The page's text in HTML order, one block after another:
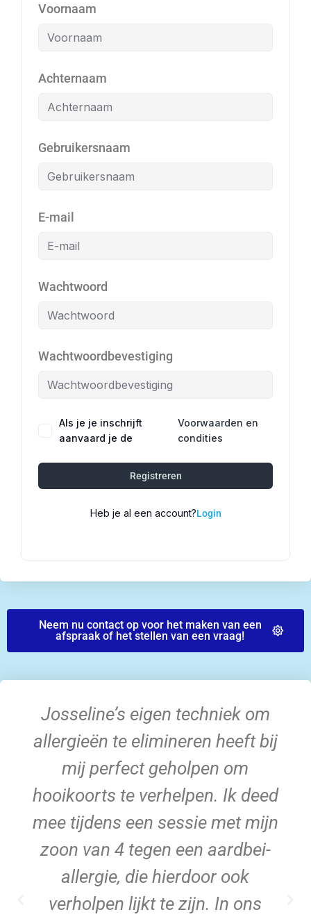
Voornaam
Achternaam
Gebruikersnaam
E-mail
Wachtwoord
Wachtwoordbevestiging
Alternative:
Als je je inschrijft
aanvaard je de
Voorwaarden en
condities
Registreren
Heb je al een account?Login
Neem nu contact op voor het maken van een
afspraak of het stellen van een vraag!
Josseline’s eigen techniek om
allergieën te elimineren heeft bij
mij perfect geholpen om
hooikoorts te verhelpen. Ik deed
mee tijdens een sessie met mijn
zoon van 4 tegen een aardbei-
allergie, die hierdoor ook
verholpen lijkt te zijn. In ons